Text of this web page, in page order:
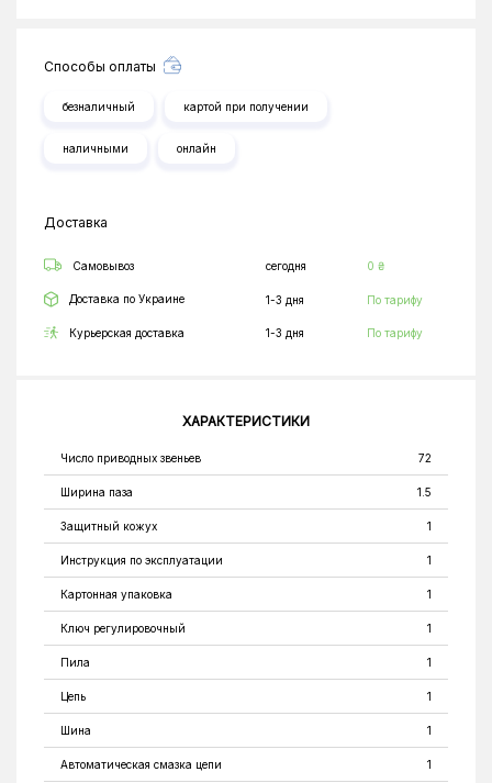
Способы оплаты
безналичный картой при получении
наличными онлайн
Доставка
Самовывоз сегодня 0 ₴
Доставка по Украине 1-3 дня По тарифу
Курьерская доставка 1-3 дня По тарифу
ХАРАКТЕРИСТИКИ
Число приводных звеньев 72
Ширина паза 1.5
Защитный кожух 1
Инструкция по эксплуатации 1
Картонная упаковка 1
Ключ регулировочный 1
Пила 1
Цепь 1
Шина 1
Автоматическая смазка цепи 1